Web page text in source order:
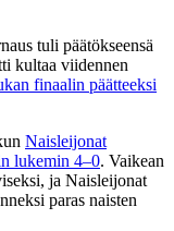
tuli päätökseensä
kultaa viidennen
finaalin päätteeksi
Naisleijonat
lukemin 4–0. Vaikean
ja Naisleijonat
paras naisten